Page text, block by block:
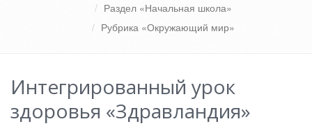
Раздел «Начальная школа»
Рубрика «Окружающий мир»
Интегрированный урок
здоровья «Здравландия»